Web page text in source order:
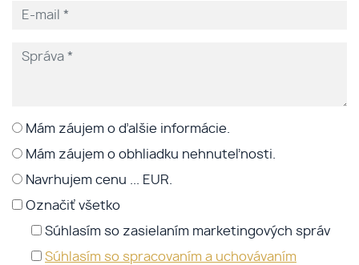
Mám záujem o ďalšie informácie.
Mám záujem o obhliadku nehnuteľnosti.
Navrhujem cenu ... EUR.
Označiť všetko
Súhlasím so zasielaním marketingových správ
Súhlasím so spracovaním a uchovávaním